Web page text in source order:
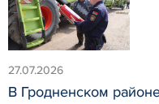
27.07.2026
В Гродненском